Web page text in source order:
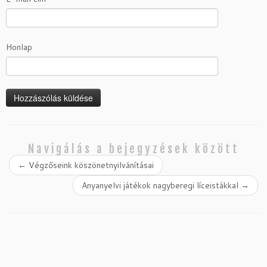
Honlap
Navigálás a bejegyzések között
← Végzőseink köszönetnyilvánításai
Anyanyelvi játékok nagyberegi líceistákkal →